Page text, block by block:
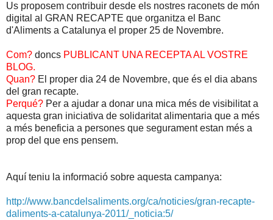
Us proposem contribuir desde els nostres raconets de món
digital al GRAN RECAPTE que organitza el Banc
d'Aliments a Catalunya el proper 25 de Novembre.
Com? doncs PUBLICANT UNA RECEPTA AL VOSTRE
BLOG.
Quan? El proper dia 24 de Novembre, que és el dia abans
del gran recapte.
Perqué? Per a ajudar a donar una mica més de visibilitat a
aquesta gran iniciativa de solidaritat alimentaria que a més
a més beneficia a persones que segurament estan més a
prop del que ens pensem.
Aquí teniu la informació sobre aquesta campanya:
http://www.bancdelsaliments.org/ca/noticies/gran-recapte-
daliments-a-catalunya-2011/_noticia:5/